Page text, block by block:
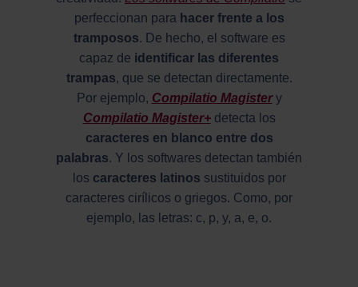
perfeccionan para hacer frente a los
tramposos. De hecho, el software es
capaz de identificar las diferentes
trampas, que se detectan directamente.
Por ejemplo, Compilatio Magistery
Compilatio Magister+detecta los
caracteres en blanco entre dos
palabras. Y los softwares detectan también
los caracteres latinos sustituidos por
caracteres cirílicos o griegos. Como, por
ejemplo, las letras: c, p, y, a, e, o.